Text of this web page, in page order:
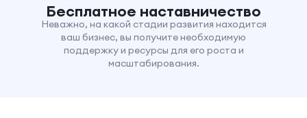
Бесплатное наставничество
Неважно, на какой стадии развития находится
ваш бизнес, вы получите необходимую
поддержку и ресурсы для его роста и
масштабирования.